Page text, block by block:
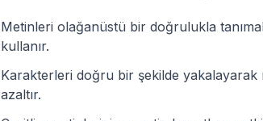
Metinleri olağanüstü bir doğrulukla
kullanır.
Karakterleri doğru bir şekilde yakalayarak
azaltır.